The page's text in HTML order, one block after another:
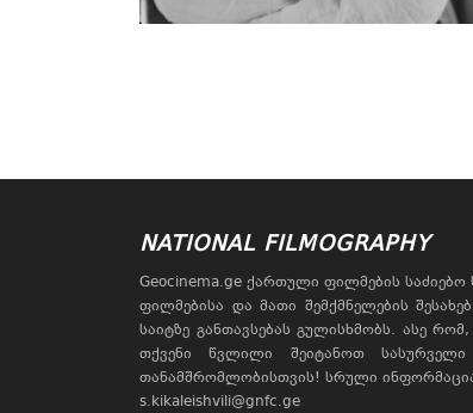
NATIONAL FILMOGRAPHY
Geocinema.ge ქართული ფილმების
ფილმებისა და მათი შემქმნელების
საიტზე განთავსებას გულისხმობს. ასე
თქვენი წვლილი შეიტანოთ
თანამშრომლობისთვის! სრული
s.kikaleishvili@gnfc.ge